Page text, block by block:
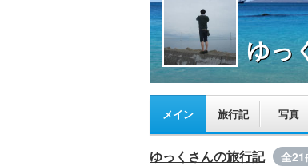
ゆっ
メイン 旅行記 写真
ゆっくさんの旅行記 全21